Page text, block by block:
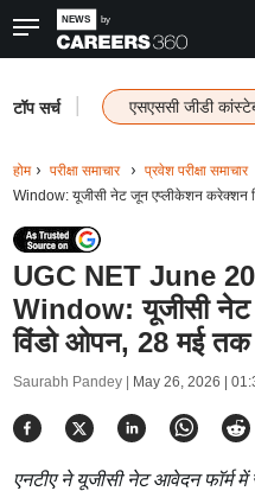
टॉप सर्च एसएससी जीडी
होम परीक्षा समाचार प्रवेश परीक्षा समाचार
Window: यूजीसी नेट जून एप्लीकेशन करेक्शन
UGC NET June
Window: यूजीसी
विंडो ओपन, 28 मई तक
Saurabh Pandey | May 26, 2026 |
एनटीए ने यूजीसी नेट आवेदन फॉर्म